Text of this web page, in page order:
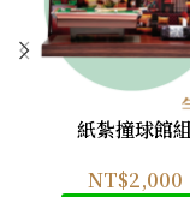
紙紮撞球館
NT$2,000